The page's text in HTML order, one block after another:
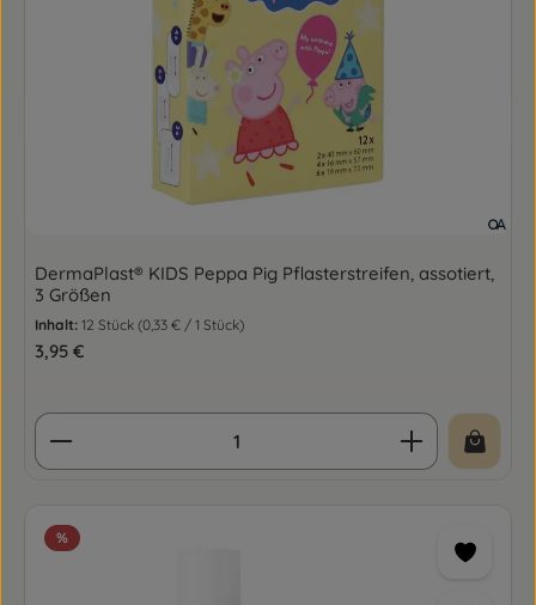
DermaPlast® KIDS Peppa Pig Pflasterstreifen, assotiert,
3 Größen
Inhalt: 12 Stück (0,33 € / 1 Stück)
Regulärer Preis:
3,95 €
Produkt Anzahl: Gib den gewünschten Wert
%